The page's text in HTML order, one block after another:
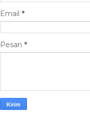
Email *
Pesan *